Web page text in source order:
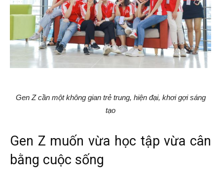
Gen Z cần một không gian trẻ trung, hiện đại, khơi gợi sáng
tạo
Gen Z muốn vừa học tập vừa cân
bằng cuộc sống